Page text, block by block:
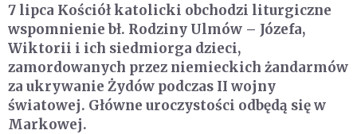
7 lipca Kościół katolicki obchodzi liturgiczne
wspomnienie bł. Rodziny Ulmów – Józefa,
Wiktorii i ich siedmiorga dzieci,
zamordowanych przez niemieckich żandarmów
za ukrywanie Żydów podczas II wojny
światowej. Główne uroczystości odbędą się w
Markowej.